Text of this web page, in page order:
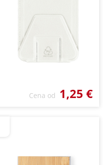
Cena od 1,25 €